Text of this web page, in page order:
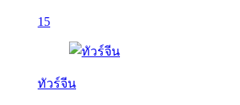
15
ทัวร์จีน